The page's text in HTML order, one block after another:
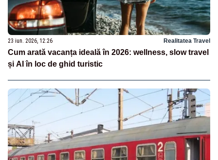
23 iun. 2026, 12:26 Realitatea Travel
Cum arată vacanța ideală în 2026: wellness, slow travel
și AI în loc de ghid turistic